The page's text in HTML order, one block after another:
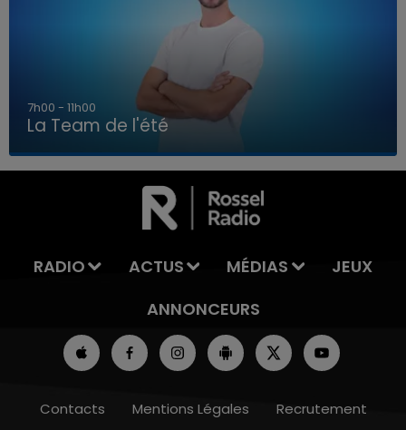
LA TEAM DE L'ÉTÉ
7h00 - 11h00
La Team de l'été
RADIO ACTUS MÉDIAS
JEUX
ANNONCEURS
Contacts Mentions Légales Recrutement